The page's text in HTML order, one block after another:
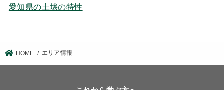
愛知県の土壌の特性
HOME エリア情報